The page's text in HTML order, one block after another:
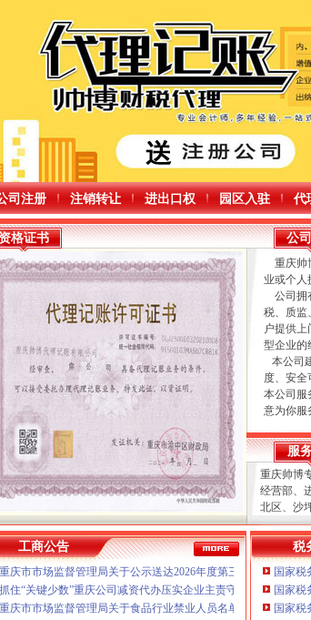
司注册 注销转让 进出口权 园区入驻 代
格证书 公
重庆帅
业或个人
公司拥
税、质监
户提供
型企业的
本公司
度、安全
本公司服
意为你服
本公司
A.免费
B.重庆公
C.代办
D.重庆
E.协助
F.内资公
票、代交
G.代理
H.注册
I.内资公
服
重庆帅博
经营部、
北区、沙
区、两江
分重庆公
司减资、
经开重庆
大渡口重
重庆公司
工商公告
重庆市市场监督管理局关于公示送达2026年度第三批未妥投产
抓住“关键少数”重庆公司减资代办压实企业主责守牢食品安全“第
重庆市市场监督管理局关于食品行业禁业人员名单（第二批）的
税
国家税
国家税
国家税